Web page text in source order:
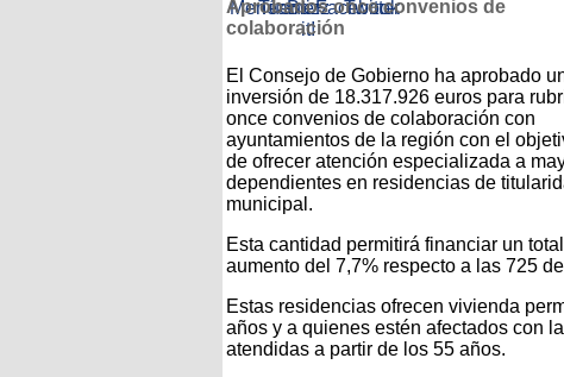
Aprobados once convenios de
colaboración
El Consejo de Gobierno ha aprobado
inversión de 18.317.926 euros para
once convenios de colaboración con
ayuntamientos de la región con el
de ofrecer atención especializada a
dependientes en residencias de
municipal.
Esta cantidad permitirá financiar un
aumento del 7,7% respecto a las 725
Estas residencias ofrecen vivienda
años y a quienes estén afectados con
atendidas a partir de los 55 años.